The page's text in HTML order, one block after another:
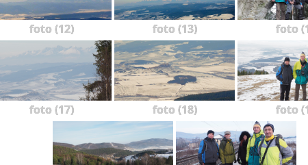
foto (12) foto (13) foto
foto (17) foto (18) foto